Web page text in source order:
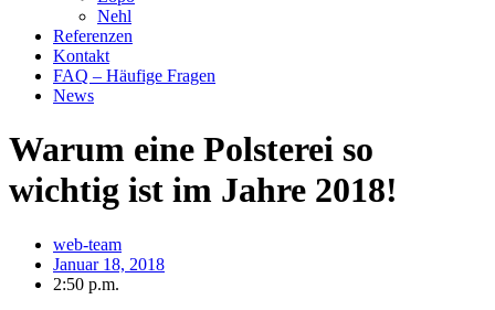
Nehl
Referenzen
Kontakt
FAQ – Häufige Fragen
News
Warum eine Polsterei so
wichtig ist im Jahre 2018!
web-team
Januar 18, 2018
2:50 p.m.